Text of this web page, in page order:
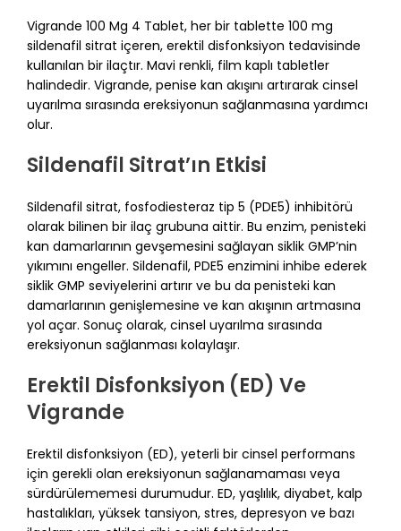
Vigrande 100 Mg 4 Tablet, her bir tablette 100 mg
sildenafil sitrat içeren, erektil disfonksiyon tedavisinde
kullanılan bir ilaçtır. Mavi renkli, film kaplı tabletler
halindedir. Vigrande, penise kan akışını artırarak cinsel
uyarılma sırasında ereksiyonun sağlanmasına yardımcı
olur.
Sildenafil Sitrat’ın Etkisi
Sildenafil sitrat, fosfodiesteraz tip 5 (PDE5) inhibitörü
olarak bilinen bir ilaç grubuna aittir. Bu enzim, penisteki
kan damarlarının gevşemesini sağlayan siklik GMP’nin
yıkımını engeller. Sildenafil, PDE5 enzimini inhibe ederek
siklik GMP seviyelerini artırır ve bu da penisteki kan
damarlarının genişlemesine ve kan akışının artmasına
yol açar. Sonuç olarak, cinsel uyarılma sırasında
ereksiyonun sağlanması kolaylaşır.
Erektil Disfonksiyon (ED) Ve
Vigrande
Erektil disfonksiyon (ED), yeterli bir cinsel performans
için gerekli olan ereksiyonun sağlanamaması veya
sürdürülememesi durumudur. ED, yaşlılık, diyabet, kalp
hastalıkları, yüksek tansiyon, stres, depresyon ve bazı